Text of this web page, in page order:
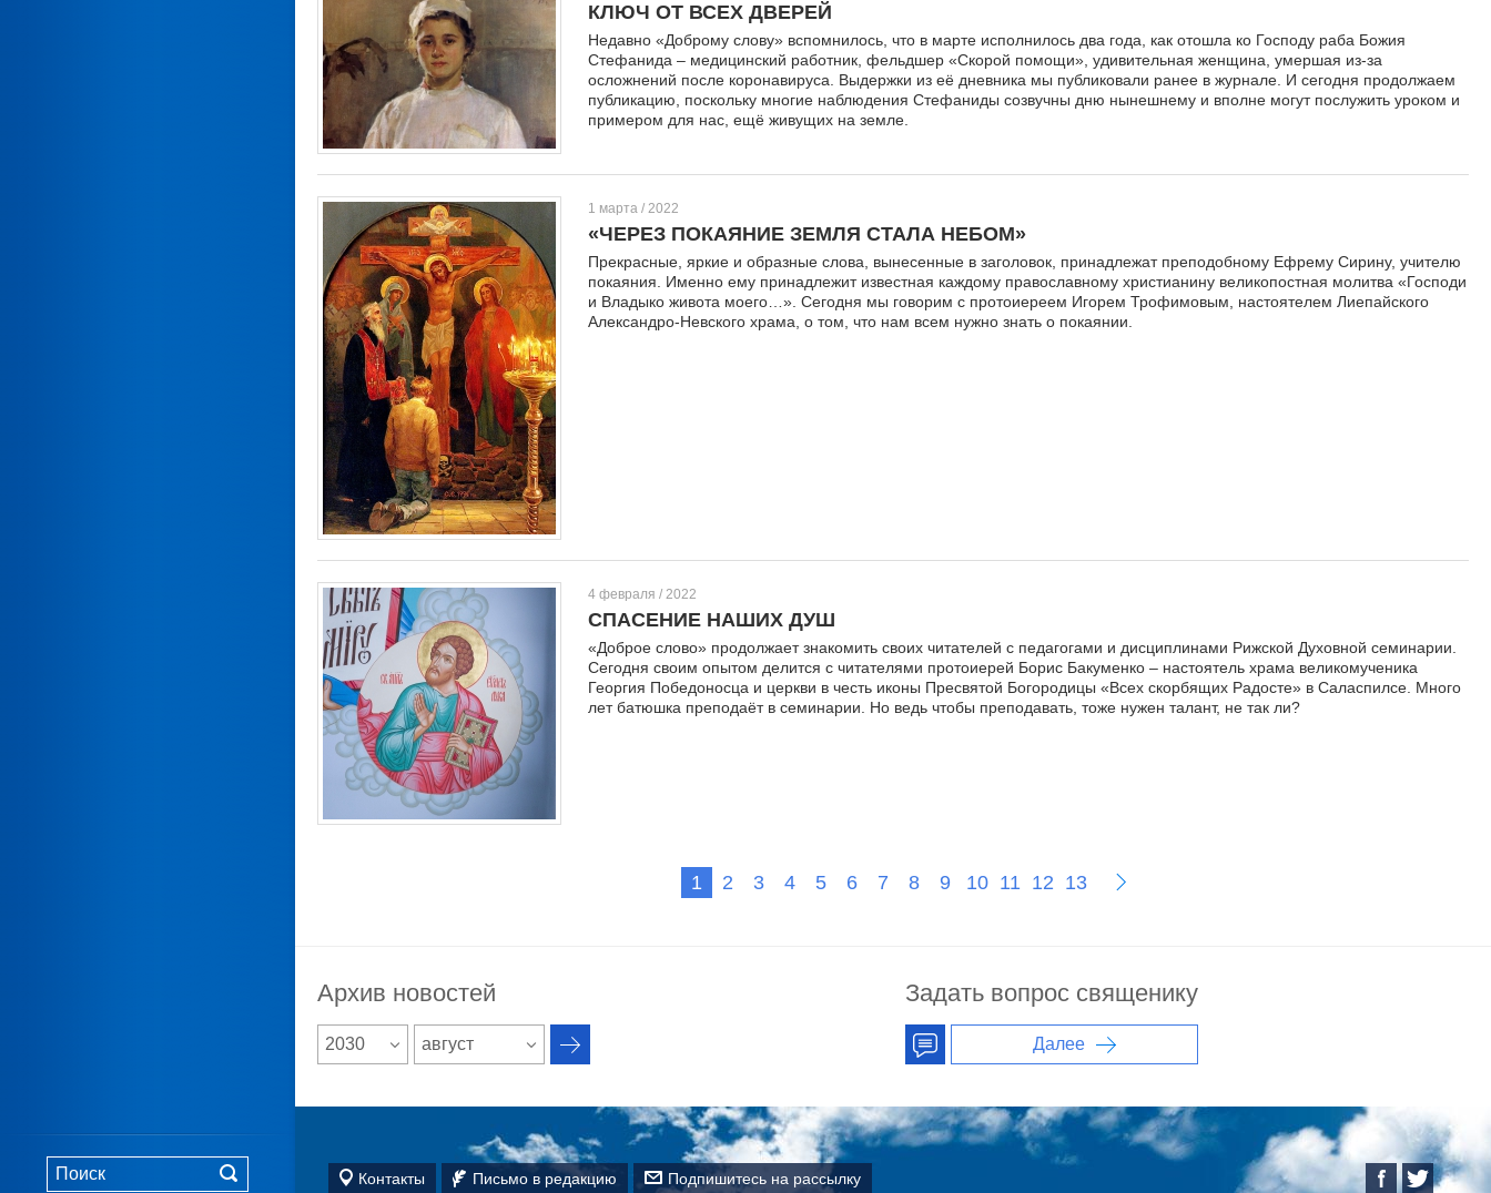
КЛЮЧ ОТ ВСЕХ ДВЕРЕЙ
Недавно «Доброму слову» вспомнилось, что в марте исполнилось два года, как отошла ко Господу раба Божия
Стефанида – медицинский работник, фельдшер «Скорой помощи», удивительная женщина, умершая из-за
осложнений после коронавируса. Выдержки из её дневника мы публиковали ранее в журнале. И сегодня продолжаем
публикацию, поскольку многие наблюдения Стефаниды созвучны дню нынешнему и вполне могут послужить уроком и
примером для нас, ещё живущих на земле.
1 марта / 2022
«ЧЕРЕЗ ПОКАЯНИЕ ЗЕМЛЯ СТАЛА НЕБОМ»
Прекрасные, яркие и образные слова, вынесенные в заголовок, принадлежат преподобному Ефрему Сирину, учителю
покаяния. Именно ему принадлежит известная каждому православному христианину великопостная молитва «Господи
и Владыко живота моего…». Сегодня мы говорим с протоиереем Игорем Трофимовым, настоятелем Лиепайского
Александро-Невского храма, о том, что нам всем нужно знать о покаянии.
4 февраля / 2022
СПАСЕНИЕ НАШИХ ДУШ
«Доброе слово» продолжает знакомить своих читателей с педагогами и дисциплинами Рижской Духовной семинарии.
Сегодня своим опытом делится с читателями протоиерей Борис Бакуменко – настоятель храма великомученика
Георгия Победоносца и церкви в честь иконы Пресвятой Богородицы «Всех скорбящих Радосте» в Саласпилсе. Много
лет батюшка преподаёт в семинарии. Но ведь чтобы преподавать, тоже нужен талант, не так ли?
1 2 3 4 5 6 7 8 9 10 11 12 13
Архив новостей
2030 август
Задать вопрос священику
Далее
Контакты Письмо в редакцию Подпишитесь на рассылку